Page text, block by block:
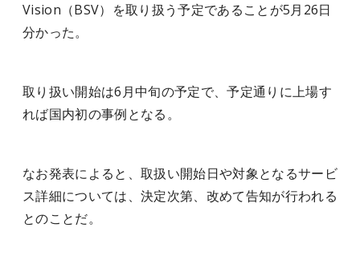
Vision（BSV）を取り扱う予定であることが5月26日
分かった。
取り扱い開始は6月中旬の予定で、予定通りに上場す
れば国内初の事例となる。
なお発表によると、取扱い開始日や対象となるサービ
ス詳細については、決定次第、改めて告知が行われる
とのことだ。